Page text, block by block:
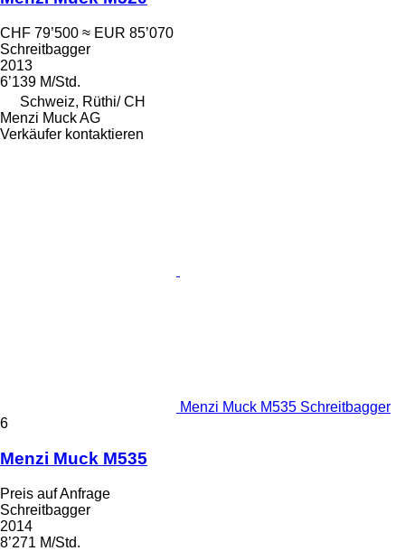
CHF 79’500 ≈ EUR 85’070
Schreitbagger
2013
6’139 M/Std.
Schweiz, Rüthi/ CH
Menzi Muck AG
Verkäufer kontaktieren
Menzi Muck M535 Schreitbagger
6
Menzi Muck M535
Preis auf Anfrage
Schreitbagger
2014
8’271 M/Std.